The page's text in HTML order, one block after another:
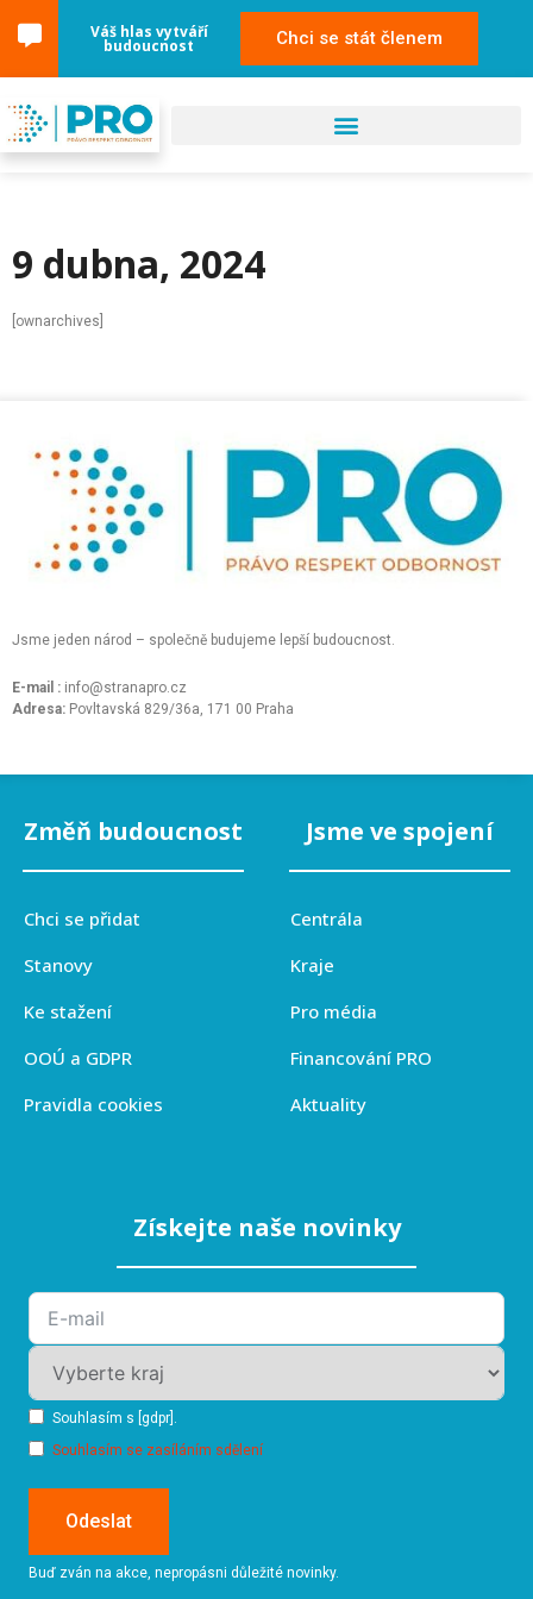
Váš hlas vytváří
budoucnost Chci se stát členem
9 dubna, 2024
[ownarchives]
Jsme jeden národ – společně budujeme lepší budoucnost.
E-mail : info@stranapro.cz
Adresa: Povltavská 829/36a, 171 00 Praha
Změň budoucnost
Chci se přidat
Stanovy
Ke stažení
OOÚ a GDPR
Pravidla cookies
Jsme ve spojení
Centrála
Kraje
Pro média
Financování PRO
Aktuality
Získejte naše novinky
Souhlasím s [gdpr].
Souhlasím se zasíláním sdělení
Odeslat
Buď zván na akce, nepropásni důležité novinky.